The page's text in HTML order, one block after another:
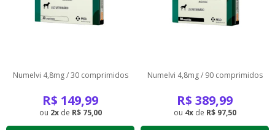
Numelvi 4,8mg / 30 comprimidos
R$ 149,99
2 de R$ 75,00
Numelvi 4,8mg / 90 comprimidos
R$ 389,99
4 de R$ 97,50